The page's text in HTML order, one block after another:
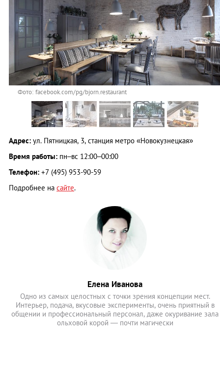
Фото: facebook.com/pg/bjorn.restaurant
Адрес: ул. Пятницкая, 3, станция метро «Новокузнецкая»
Время работы: пн–вс 12:00–00:00
Телефон: +7 (495) 953-90-59
Подробнее на сайте.
Елена Иванова
Одно из самых целостных с точки зрения концепции мест.
Интерьер, подача, вкусовые эксперименты, очень приятный в
общении и профессиональный персонал, даже окуривание зала
ольховой корой — почти магически